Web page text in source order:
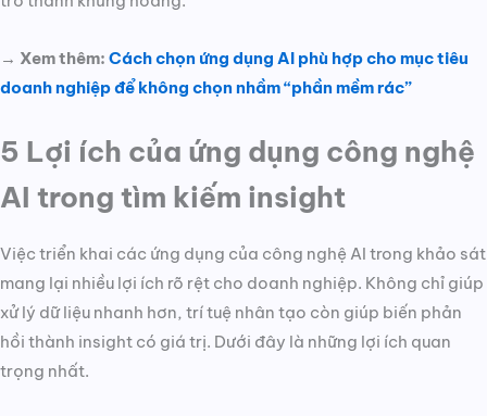
→ Xem thêm: Cách chọn ứng dụng AI phù hợp cho mục tiêu
doanh nghiệp để không chọn nhầm “phần mềm rác”
5 Lợi ích của ứng dụng công nghệ
AI trong tìm kiếm insight
Việc triển khai các ứng dụng của công nghệ AI trong khảo sát
mang lại nhiều lợi ích rõ rệt cho doanh nghiệp. Không chỉ giúp
xử lý dữ liệu nhanh hơn, trí tuệ nhân tạo còn giúp biến phản
hồi thành insight có giá trị. Dưới đây là những lợi ích quan
trọng nhất.